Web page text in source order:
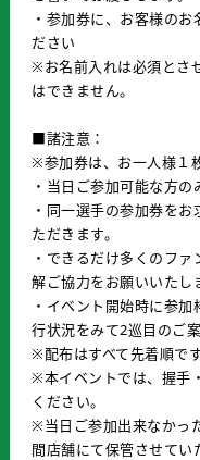
・参加券に、お客様の
ださい
※お名前入れは必須とさ
はできません。
■諸注意：
※参加券は、お一人様１
・当日ご参加可能な方の
・同一選手の参加券を
ただきます。
・できるだけ多くのフ
解ご協力をお願いいたし
・イベント開始時に参
行状況をみて2巡目のご
※配布はすべて先着順で
※本イベントでは、握手
ください。
※当日ご参加出来なかっ
間店舗にて保管させてい